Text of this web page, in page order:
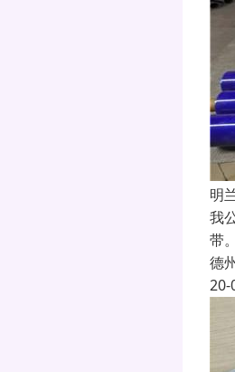
明
我
带
德
20-